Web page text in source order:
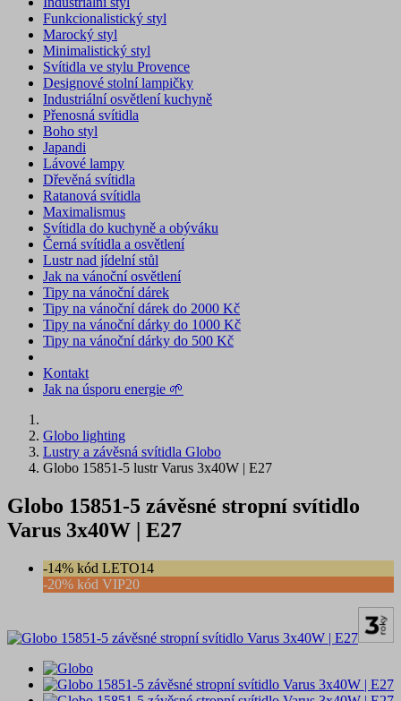
Funkcionalistický styl
Marocký styl
Minimalistický styl
Svítidla ve stylu Provence
Designové stolní lampičky
Industriální osvětlení kuchyně
Přenosná svítidla
Boho styl
Japandi
Lávové lampy
Dřevěná svítidla
Ratanová svítidla
Maximalismus
Svítidla do kuchyně a obýváku
Černá svítidla a osvětlení
Lustr nad jídelní stůl
Jak na vánoční osvětlení
Tipy na vánoční dárek
Tipy na vánoční dárek do 2000 Kč
Tipy na vánoční dárky do 1000 Kč
Tipy na vánoční dárky do 500 Kč
Kontakt
Jak na úsporu energie 🌱
Globo lighting
Lustry a závěsná svítidla Globo
Globo 15851-5 lustr Varus 3x40W | E27
Globo 15851-5 závěsné stropní svítidlo
Varus 3x40W | E27
-14% kód LETO14
-20% kód VIP20